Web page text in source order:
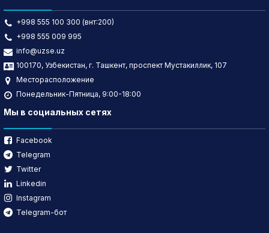
+998 555 100 300 (внт:200)
+998 555 009 995
info@uzse.uz
100170, Узбекистан, г. Ташкент, проспект Мустакиллик, 107
Месторасположение
Понедельник-Пятница, 9:00-18:00
Мы в социальных сетях
Facebook
Telegram
Twitter
Linkedin
Instagram
Telegram-бот